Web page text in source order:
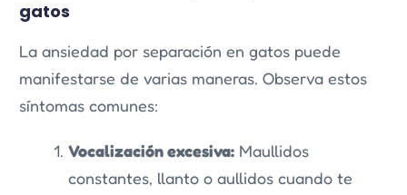
gatos
La ansiedad por separación en gatos puede
manifestarse de varias maneras. Observa estos
síntomas comunes:
Vocalización excesiva: Maullidos
constantes, llanto o aullidos cuando te